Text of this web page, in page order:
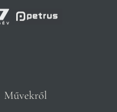
Művekről